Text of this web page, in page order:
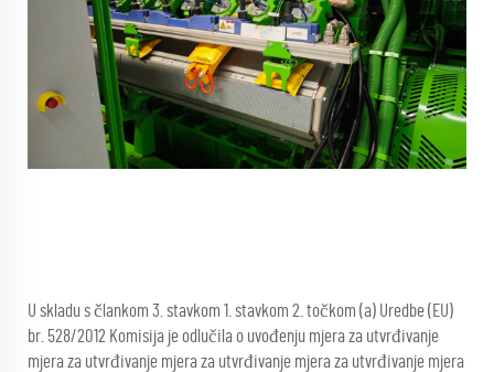
U skladu s člankom 3. stavkom 1. stavkom 2. točkom (a) Uredbe (EU)
br. 528/2012 Komisija je odlučila o uvođenju mjera za utvrđivanje
mjera za utvrđivanje mjera za utvrđivanje mjera za utvrđivanje mjera